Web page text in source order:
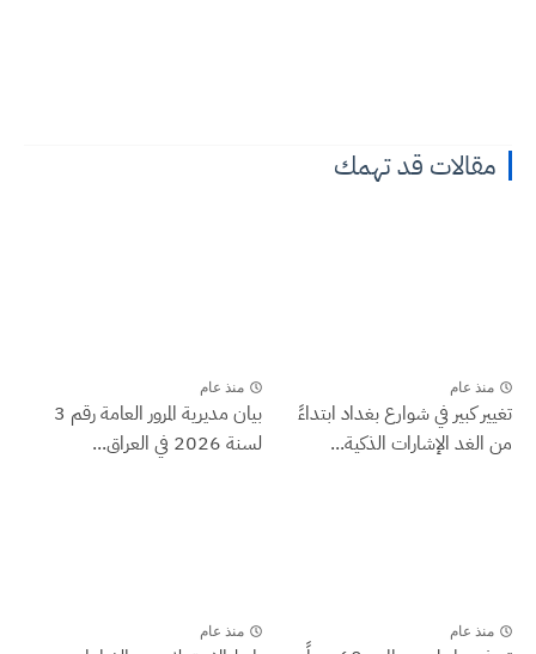
مقالات قد تهمك
منذ عام
تغيير كبير في شوارع بغداد ابتداءً
من الغد الإشارات الذكية...
منذ عام
بيان مديرية المرور العامة رقم 3
لسنة 2026 في العراق...
منذ عام منذ عام